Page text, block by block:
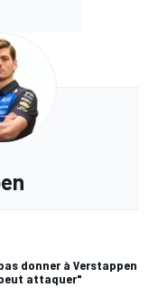
donner à Verstappen
attaquer"